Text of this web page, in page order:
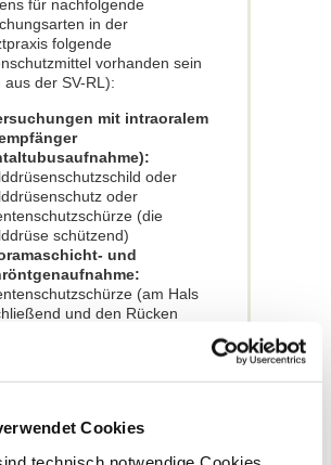
Cookies
für nachfolgende
in der
folgende
vorhanden sein
aus der SV-RL):
mit intraoralem
oder
oder
(die
schützend)
und
(am Hals
und den Rücken